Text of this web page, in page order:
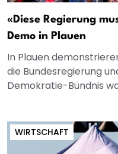
«Diese Regierung
Demo in Plauen
In Plauen
die Bundesregierung
Demokratie-Bündnis
WIRTSCHAFT